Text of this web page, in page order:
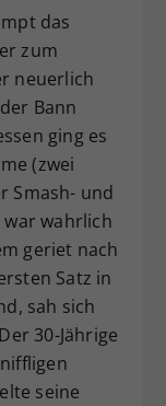
das
zum
neuerlich
Bann
ging es
(zwei
Smash- und
war wahrlich
geriet nach
Satz in
sah sich
30-Jährige
seine